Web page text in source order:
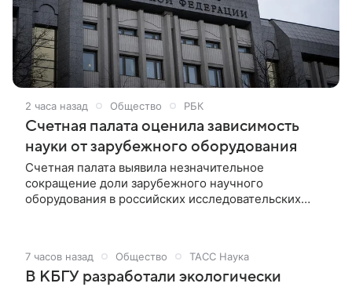
2 часа назад Общество РБК
Счетная палата оценила зависимость
науки от зарубежного оборудования
Счетная палата выявила незначительное
сокращение доли зарубежного научного
оборудования в российских исследовательских
7 часов назад Общество ТАСС Наука
В КБГУ разработали экологически